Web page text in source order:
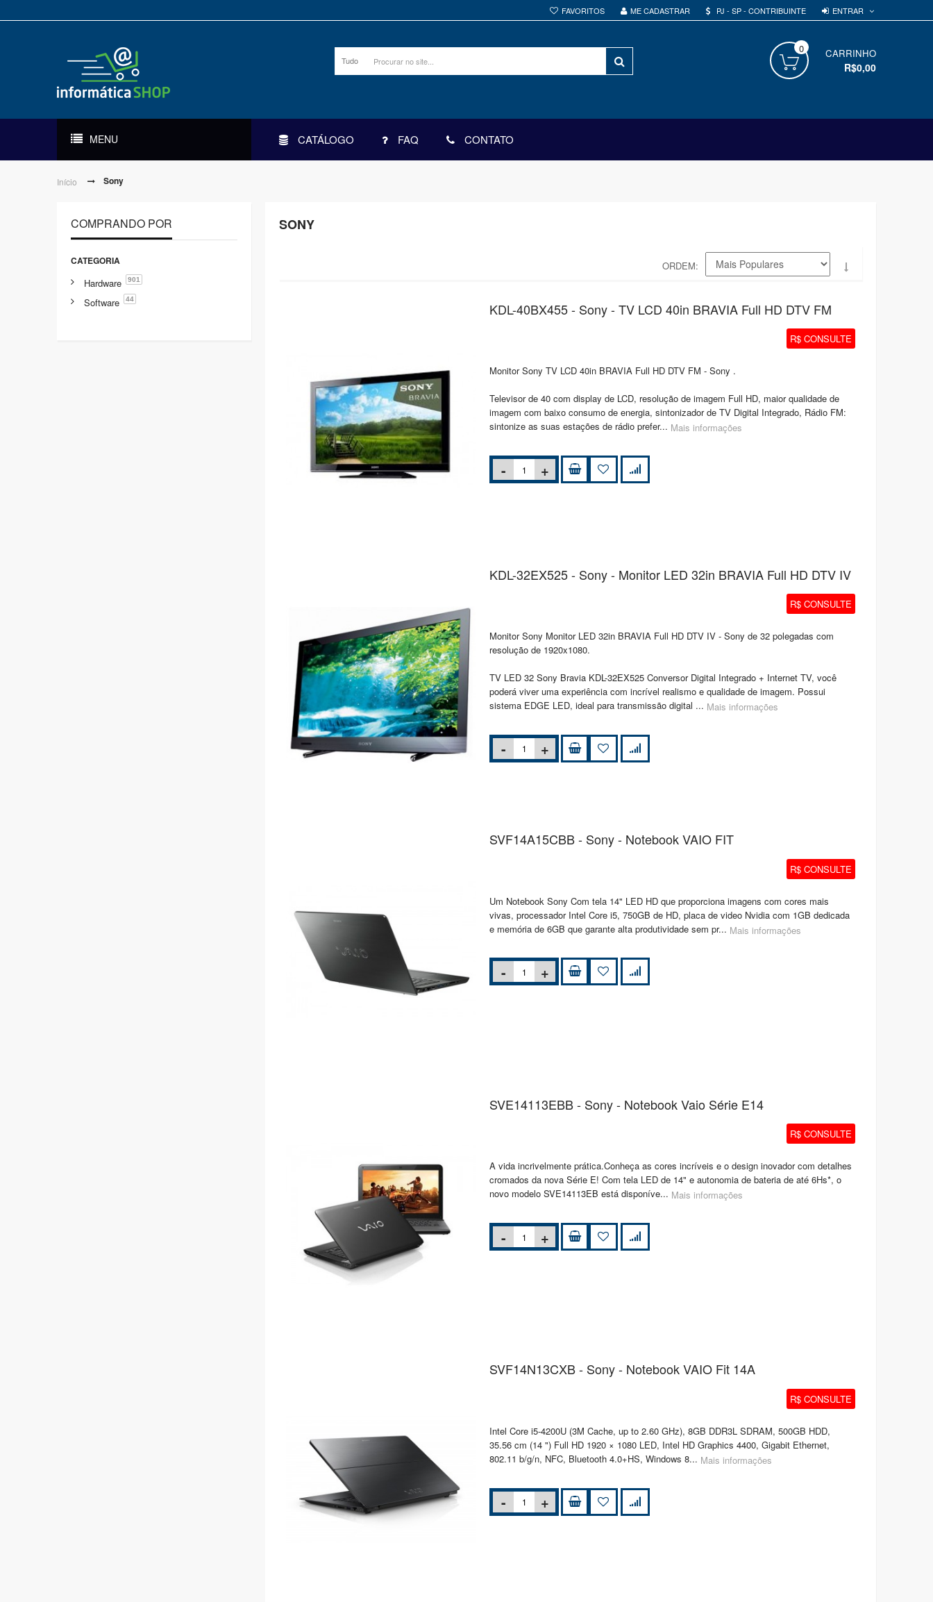
FAVORITOS ME CADASTRAR PJ - SP - CONTRIBUINTE ENTRAR
Tudo
CARRINHO
0
R$0,00
MENU CATÁLOGO FAQ CONTATO
Início Sony
SONY
ORDEM
KDL-40BX455 - Sony - TV LCD 40in BRAVIA Full HD DTV FM
R$ CONSULTE
Monitor Sony TV LCD 40in BRAVIA Full HD DTV FM - Sony .
Televisor de 40 com display de LCD, resolução de imagem Full HD, maior qualidade de
imagem com baixo consumo de energia, sintonizador de TV Digital Integrado, Rádio FM:
sintonize as suas estações de rádio prefer... Mais informações
KDL-32EX525 - Sony - Monitor LED 32in BRAVIA Full HD DTV IV
R$ CONSULTE
Monitor Sony Monitor LED 32in BRAVIA Full HD DTV IV - Sony de 32 polegadas com
resolução de 1920x1080.
TV LED 32 Sony Bravia KDL-32EX525 Conversor Digital Integrado + Internet TV, você
poderá viver uma experiência com incrível realismo e qualidade de imagem. Possui
sistema EDGE LED, ideal para transmissão digital ... Mais informações
SVF14A15CBB - Sony - Notebook VAIO FIT
R$ CONSULTE
Um Notebook Sony Com tela 14" LED HD que proporciona imagens com cores mais
vivas, processador Intel Core i5, 750GB de HD, placa de video Nvidia com 1GB dedicada
e memória de 6GB que garante alta produtividade sem pr... Mais informações
SVE14113EBB - Sony - Notebook Vaio Série E14
R$ CONSULTE
A vida incrivelmente prática.Conheça as cores incríveis e o design inovador com detalhes
cromados da nova Série E! Com tela LED de 14" e autonomia de bateria de até 6Hs*, o
novo modelo SVE14113EB está disponíve... Mais informações
SVF14N13CXB - Sony - Notebook VAIO Fit 14A
R$ CONSULTE
Intel Core i5-4200U (3M Cache, up to 2.60 GHz), 8GB DDR3L SDRAM, 500GB HDD,
35.56 cm (14 ") Full HD 1920 × 1080 LED, Intel HD Graphics 4400, Gigabit Ethernet,
802.11 b/g/n, NFC, Bluetooth 4.0+HS, Windows 8... Mais informações
COMPRANDO POR
CATEGORIA
Hardware 901
Software 44